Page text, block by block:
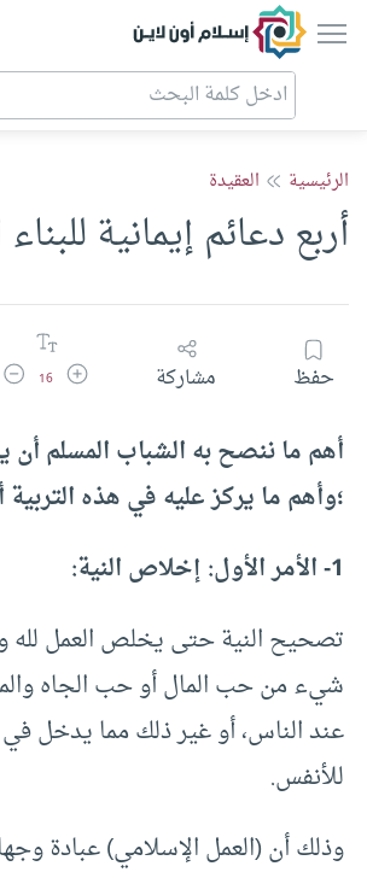
إسلام أون لاين
الرئيسية العقيدة
أربع دعائم إيمانية
حفظ مشاركة زيادة حجم الخط
16
أهم ما ننصح به الشباب المسلم أن
؛وأهم ما يركز عليه في هذه التربية
1- الأمر الأول: إخلاص النية:
تصحيح النية حتى يخلص العمل لله
شيء من حب المال أو حب الجاه
عند الناس، أو غير ذلك مما يدخل في
للأنفس.
وذلك أن (العمل الإسلامي) عبادة